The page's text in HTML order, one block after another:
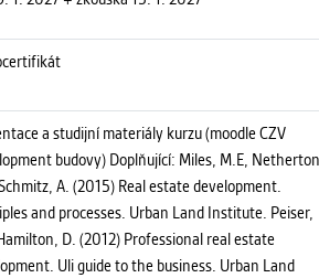
a studijní materiály kurzu (moodle CZV
budovy) Doplňující: Miles, M.E,
A. (2015) Real estate development.
and processes. Urban Land Institute. Peiser,
D. (2012) Professional real estate
Uli guide to the business. Urban Land